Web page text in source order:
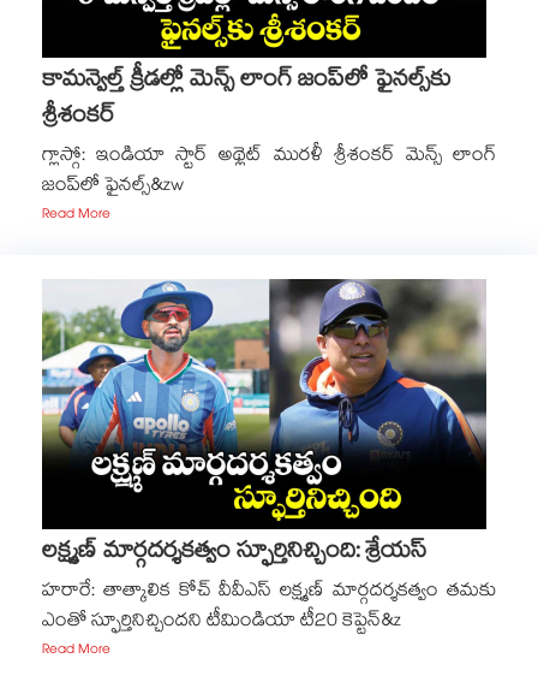
కామన్వెల్త్ క్రీడల్లో మెన్స్‌‌ లాంగ్‌‌ జంప్‌‌లో ఫైనల్స్‌‌కు
శ్రీశంకర్‌‌
గ్లాస్గో: ఇండియా స్టార్‌‌ అథ్లెట్‌‌ మురళీ శ్రీశంకర్‌ మెన్స్‌‌ లాంగ్‌‌
జంప్‌‌లో ఫైనల్స్‌&zw
Read More
లక్ష్మణ్‌‌ మార్గదర్శకత్వం స్ఫూర్తినిచ్చింది: శ్రేయస్‌‌
హరారే: తాత్కాలిక కోచ్‌‌ వీవీఎస్‌‌ లక్ష్మణ్‌‌ మార్గదర్శకత్వం తమకు
ఎంతో స్ఫూర్తినిచ్చిందని టీమిండియా టీ20 కెప్టెన్‌&z
Read More